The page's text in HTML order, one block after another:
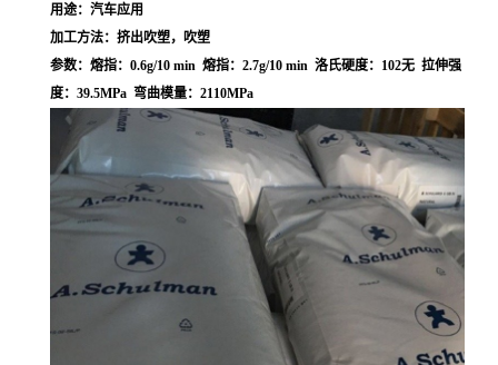
用途：汽车应用
加工方法：挤出吹塑，吹塑
参数：熔指：0.6g/10 min 熔指：2.7g/10 min 洛氏硬度：102无 拉伸强
度：39.5MPa 弯曲模量：2110MPa